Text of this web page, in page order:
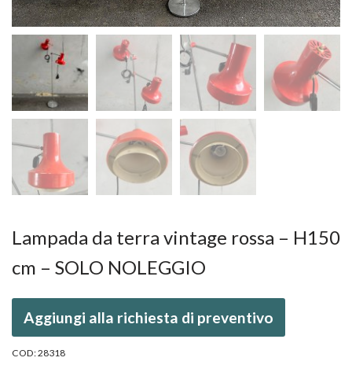
Lampada da terra vintage rossa – H150
cm – SOLO NOLEGGIO
Aggiungi alla richiesta di preventivo
COD:28318